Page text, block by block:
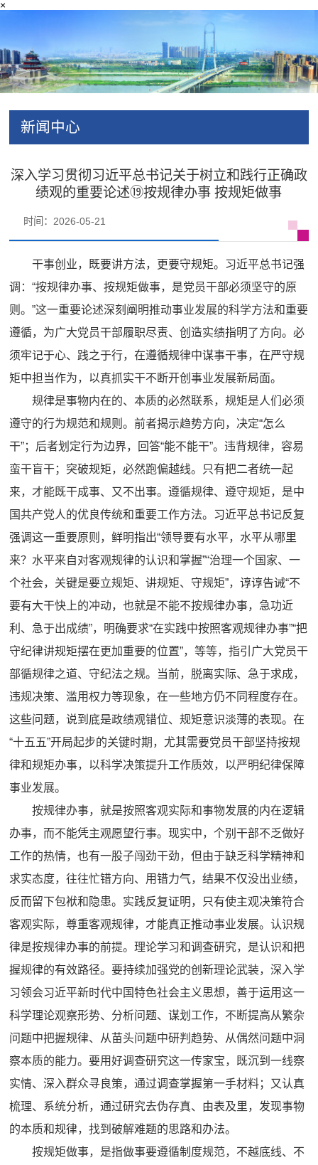
×
新闻中心
深入学习贯彻习近平总书记关于树立和践行正确政
绩观的重要论述⑲按规律办事 按规矩做事
时间：2026-05-21
干事创业，既要讲方法，更要守规矩。习近平总书记强
调：“按规律办事、按规矩做事，是党员干部必须坚守的原
则。”这一重要论述深刻阐明推动事业发展的科学方法和重要
遵循，为广大党员干部履职尽责、创造实绩指明了方向。必
须牢记于心、践之于行，在遵循规律中谋事干事，在严守规
矩中担当作为，以真抓实干不断开创事业发展新局面。
规律是事物内在的、本质的必然联系，规矩是人们必须
遵守的行为规范和规则。前者揭示趋势方向，决定“怎么
干”；后者划定行为边界，回答“能不能干”。违背规律，容易
蛮干盲干；突破规矩，必然跑偏越线。只有把二者统一起
来，才能既干成事、又不出事。遵循规律、遵守规矩，是中
国共产党人的优良传统和重要工作方法。习近平总书记反复
强调这一重要原则，鲜明指出“领导要有水平，水平从哪里
来？水平来自对客观规律的认识和掌握”“治理一个国家、一
个社会，关键是要立规矩、讲规矩、守规矩”，谆谆告诫“不
要有大干快上的冲动，也就是不能不按规律办事，急功近
利、急于出成绩”，明确要求“在实践中按照客观规律办事”“把
守纪律讲规矩摆在更加重要的位置”，等等，指引广大党员干
部循规律之道、守纪法之规。当前，脱离实际、急于求成，
违规决策、滥用权力等现象，在一些地方仍不同程度存在。
这些问题，说到底是政绩观错位、规矩意识淡薄的表现。在
“十五五”开局起步的关键时期，尤其需要党员干部坚持按规
律和规矩办事，以科学决策提升工作质效，以严明纪律保障
事业发展。
按规律办事，就是按照客观实际和事物发展的内在逻辑
办事，而不能凭主观愿望行事。现实中，个别干部不乏做好
工作的热情，也有一股子闯劲干劲，但由于缺乏科学精神和
求实态度，往往忙错方向、用错力气，结果不仅没出业绩，
反而留下包袱和隐患。实践反复证明，只有使主观决策符合
客观实际，尊重客观规律，才能真正推动事业发展。认识规
律是按规律办事的前提。理论学习和调查研究，是认识和把
握规律的有效路径。要持续加强党的创新理论武装，深入学
习领会习近平新时代中国特色社会主义思想，善于运用这一
科学理论观察形势、分析问题、谋划工作，不断提高从繁杂
问题中把握规律、从苗头问题中研判趋势、从偶然问题中洞
察本质的能力。要用好调查研究这一传家宝，既沉到一线察
实情、深入群众寻良策，通过调查掌握第一手材料；又认真
梳理、系统分析，通过研究去伪存真、由表及里，发现事物
的本质和规律，找到破解难题的思路和办法。
按规矩做事，是指做事要遵循制度规范，不越底线、不